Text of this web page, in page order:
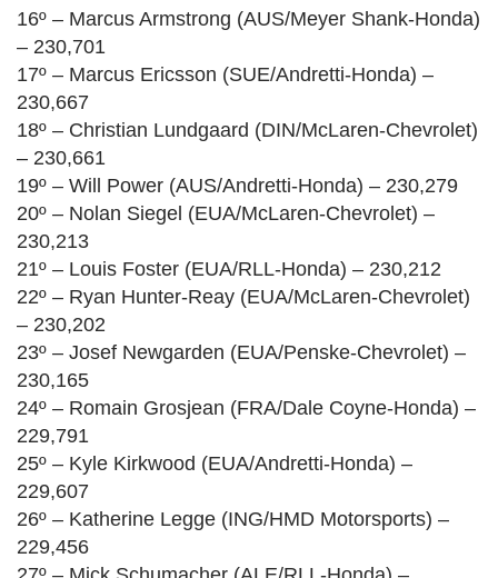
16º – Marcus Armstrong (AUS/Meyer Shank-Honda)
– 230,701
17º – Marcus Ericsson (SUE/Andretti-Honda) –
230,667
18º – Christian Lundgaard (DIN/McLaren-Chevrolet)
– 230,661
19º – Will Power (AUS/Andretti-Honda) – 230,279
20º – Nolan Siegel (EUA/McLaren-Chevrolet) –
230,213
21º – Louis Foster (EUA/RLL-Honda) – 230,212
22º – Ryan Hunter-Reay (EUA/McLaren-Chevrolet)
– 230,202
23º – Josef Newgarden (EUA/Penske-Chevrolet) –
230,165
24º – Romain Grosjean (FRA/Dale Coyne-Honda) –
229,791
25º – Kyle Kirkwood (EUA/Andretti-Honda) –
229,607
26º – Katherine Legge (ING/HMD Motorsports) –
229,456